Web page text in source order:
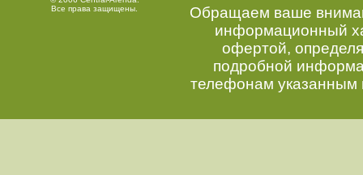
Все права защищены.
Обращаем ваше
информационный
офертой,
подробной
телефонам указанным